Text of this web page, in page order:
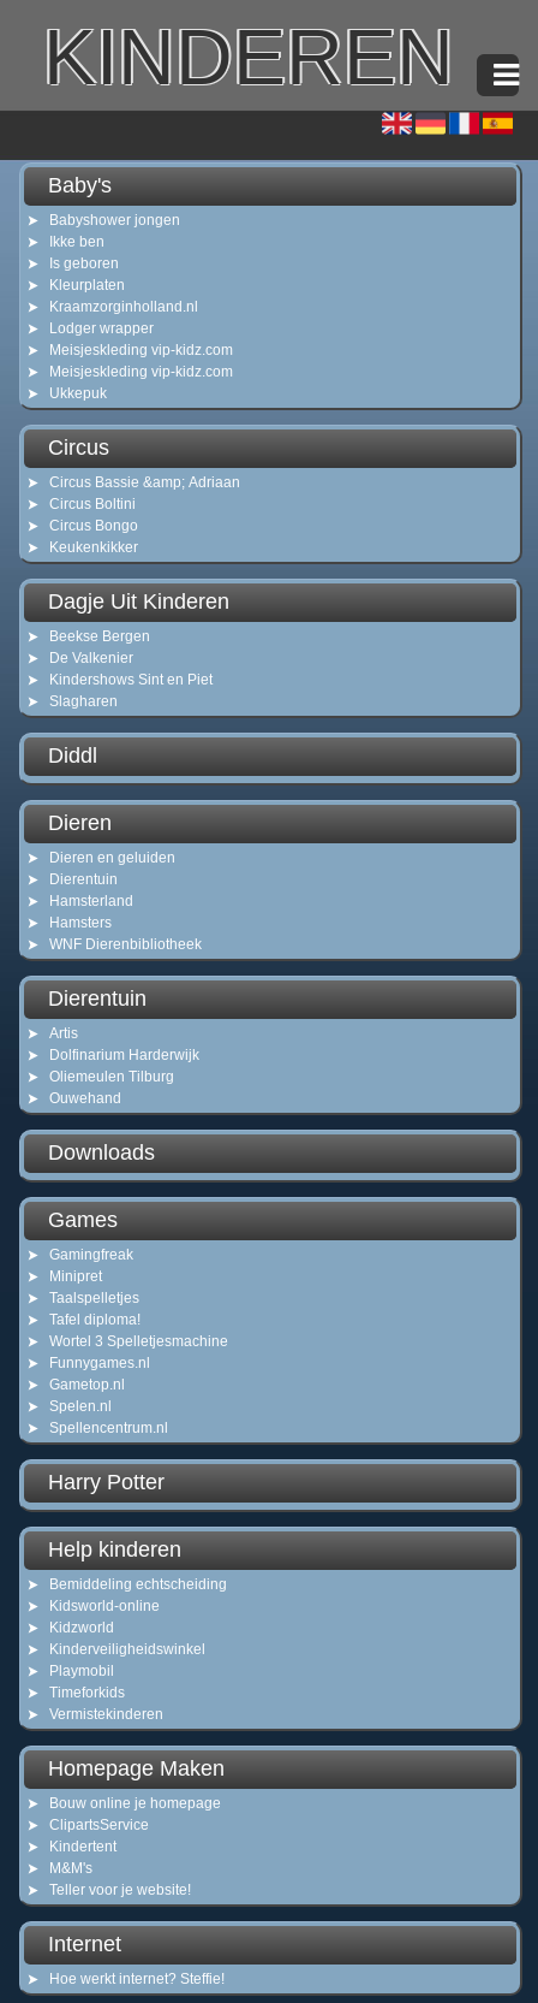
KINDEREN
Baby's
Babyshower jongen
Ikke ben
Is geboren
Kleurplaten
Kraamzorginholland.nl
Lodger wrapper
Meisjeskleding vip-kidz.com
Meisjeskleding vip-kidz.com
Ukkepuk
Circus
Circus Bassie &amp; Adriaan
Circus Boltini
Circus Bongo
Keukenkikker
Dagje Uit Kinderen
Beekse Bergen
De Valkenier
Kindershows Sint en Piet
Slagharen
Diddl
Dieren
Dieren en geluiden
Dierentuin
Hamsterland
Hamsters
WNF Dierenbibliotheek
Dierentuin
Artis
Dolfinarium Harderwijk
Oliemeulen Tilburg
Ouwehand
Downloads
Games
Gamingfreak
Minipret
Taalspelletjes
Tafel diploma!
Wortel 3 Spelletjesmachine
Funnygames.nl
Gametop.nl
Spelen.nl
Spellencentrum.nl
Harry Potter
Help kinderen
Bemiddeling echtscheiding
Kidsworld-online
Kidzworld
Kinderveiligheidswinkel
Playmobil
Timeforkids
Vermistekinderen
Homepage Maken
Bouw online je homepage
ClipartsService
Kindertent
M&M's
Teller voor je website!
Internet
Hoe werkt internet? Steffie!